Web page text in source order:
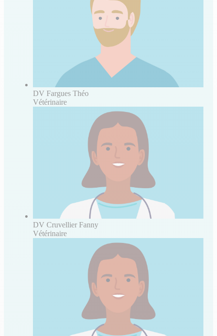
DV Fargues Théo
Vétérinaire
DV Cruvellier Fanny
Vétérinaire